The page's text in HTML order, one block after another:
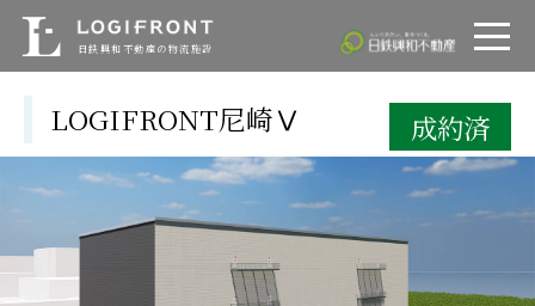
日鉄興和不動産
ロジフロント
日鉄興和不動産の物流施設
LOGIFRONT尼崎Ⅴ 成約済